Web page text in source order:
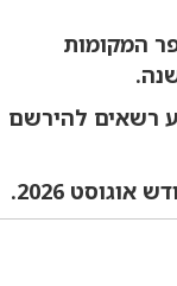
המקומות
רשאים להירשם
2026.